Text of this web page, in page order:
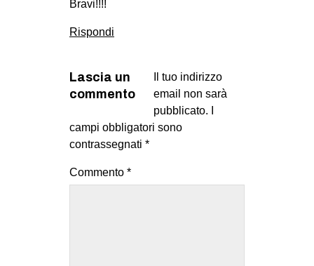
Bravi!!!!
Rispondi
Lascia un
commento
Il tuo indirizzo
email non sarà
pubblicato.
campi obbligatori sono
contrassegnati *
Commento *